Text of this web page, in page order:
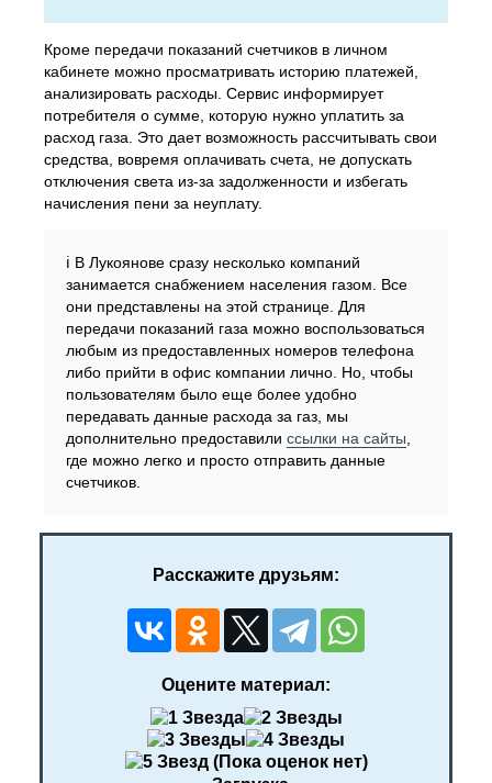
Кроме передачи показаний счетчиков в личном
кабинете можно просматривать историю платежей,
анализировать расходы. Сервис информирует
потребителя о сумме, которую нужно уплатить за
расход газа. Это дает возможность рассчитывать свои
средства, вовремя оплачивать счета, не допускать
отключения света из-за задолженности и избегать
начисления пени за неуплату.
ℹ️ В Лукоянове сразу несколько компаний
занимается снабжением населения газом. Все
они представлены на этой странице. Для
передачи показаний газа можно воспользоваться
любым из предоставленных номеров телефона
либо прийти в офис компании лично. Но, чтобы
пользователям было еще более удобно
передавать данные расхода за газ, мы
дополнительно предоставили ссылки на сайты
где можно легко и просто отправить данные
счетчиков.
Расскажите друзьям:
Оцените материал:
(Пока оценок нет)